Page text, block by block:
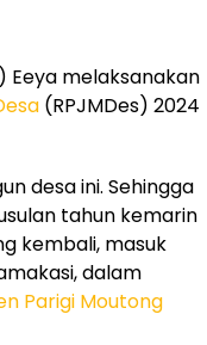
Eeya melaksanakan
(RPJMDes) 2024
desa ini. Sehingga
tahun kemarin
kembali, masuk
dalam
Parigi Moutong